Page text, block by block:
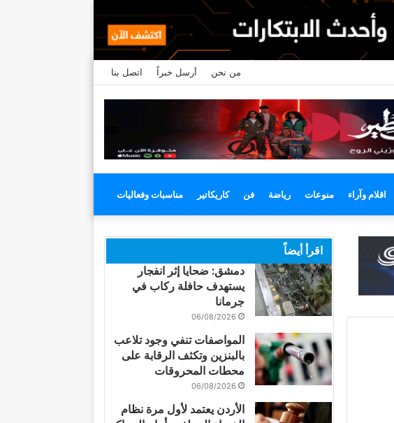
من نحن أرسل خبراً اتصل بنا
اقلام وآراء منوعات رياضة فن كاريكاتير مناسبات وفعاليات
اقرأ أيضاً
دمشق: ضحايا إثر انفجار
يستهدف حافلة ركاب في
جرمانا
06/08/2026
المواصفات تنفي وجود تلاعب
بالبنزين وتكثف الرقابة على
محطات المحروقات
06/08/2026
الأردن يعتمد لأول مرة نظام